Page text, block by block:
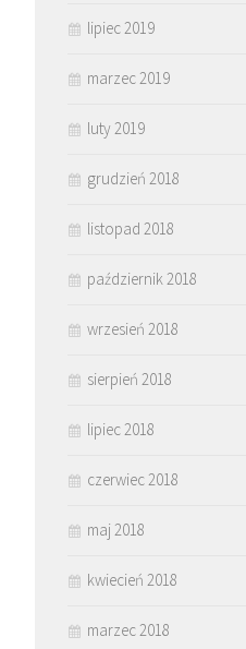
lipiec 2019
marzec 2019
luty 2019
grudzień 2018
listopad 2018
październik 2018
wrzesień 2018
sierpień 2018
lipiec 2018
czerwiec 2018
maj 2018
kwiecień 2018
marzec 2018